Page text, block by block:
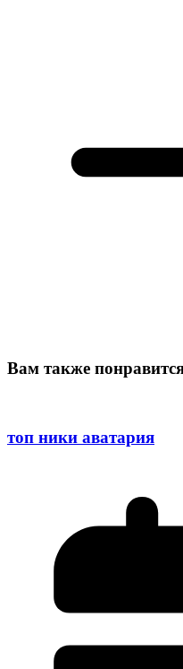
Вам также
топ ники аватария